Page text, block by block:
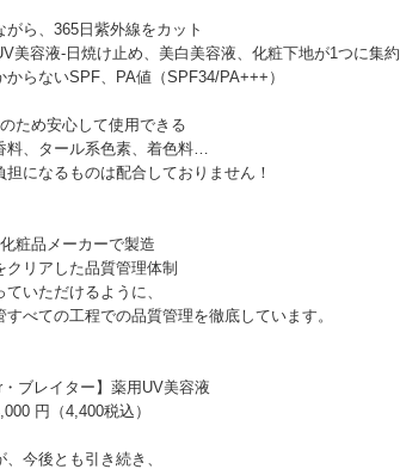
がら、365日紫外線をカット
美容液-日焼け止め、美白美容液、化粧下地が1つに集約
からないSPF、PA値（SPF34/PA+++）
ため安心して使用できる
料、タール系色素、着色料…
担になるものは配合しておりません！
粧品メーカーで製造
クリアした品質管理体制
いただけるように、
べての工程での品質管理を徹底しています。
・ブレイター】薬用UV美容液
円（4,400税込）
今後とも引き続き、